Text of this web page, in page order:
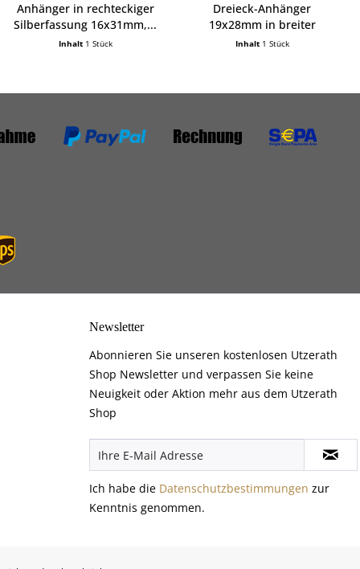
Anhänger in rechteckiger
Silberfassung 16x31mm,...
Inhalt 1 Stück
Dreieck-Anhänger
19x28mm in breiter
Fassung...
Inhalt 1 Stück
Newsletter
Abonnieren Sie unseren kostenlosen Utzerath
Shop Newsletter und verpassen Sie keine
Neuigkeit oder Aktion mehr aus dem Utzerath
Shop
Ich habe die Datenschutzbestimmungen zur
Kenntnis genommen.